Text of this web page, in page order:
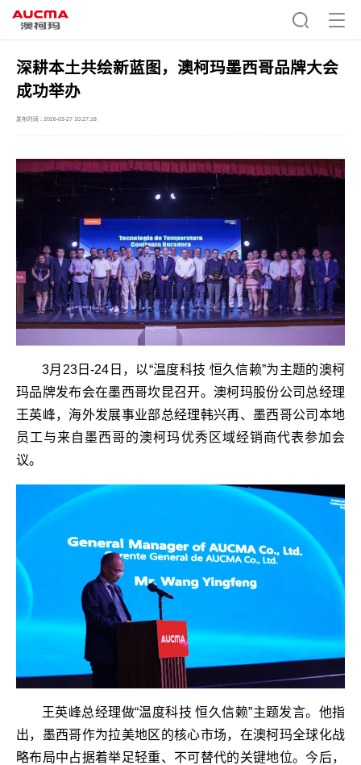
深耕本土共绘新蓝图，澳柯玛墨西哥品牌大会
成功举办
发布时间 : 2026-03-27 10:27:18
3月23日-24日，以“温度科技 恒久信赖”为主题的澳柯
玛品牌发布会在墨西哥坎昆召开。澳柯玛股份公司总经理
王英峰，海外发展事业部总经理韩兴再、墨西哥公司本地
员工与来自墨西哥的澳柯玛优秀区域经销商代表参加会
议。
王英峰总经理做“温度科技 恒久信赖”主题发言。他指
出，墨西哥作为拉美地区的核心市场，在澳柯玛全球化战
略布局中占据着举足轻重、不可替代的关键地位。今后，